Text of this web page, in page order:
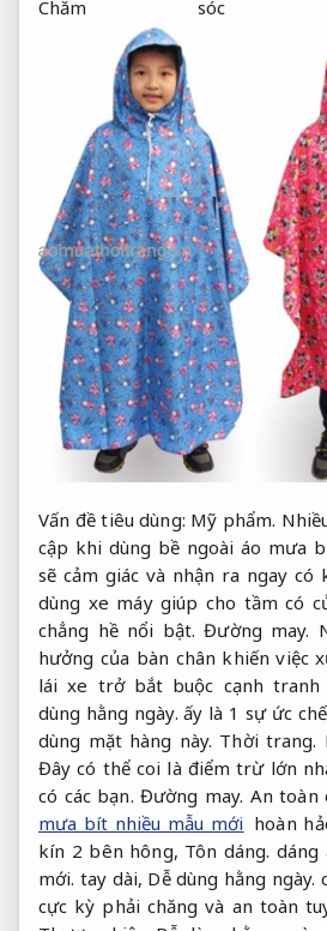
Chăm sóc
Vấn đề tiêu dùng: Mỹ phẩm.
cập khi dùng bề ngoài áo mưa
sẽ cảm giác và nhận ra ngay có
dùng xe máy giúp cho tầm có
chẳng hề nổi bật.Đường may.
hưởng của bàn chân khiến việc
lái xe trở bắt buộc cạnh tranh
dùng hằng ngày. ấy là 1 sự ức
dùng mặt hàng này. Thời trang.
Đây có thể coi là điểm trừ lớn
có các bạn.Đường may. An toàn
mưa bít nhiều mẫu mới hoàn
kín 2 bên hông, Tôn dáng. dáng
mới. tay dài, Dễ dùng hằng ngày.
cực kỳ phải chăng và an toàn